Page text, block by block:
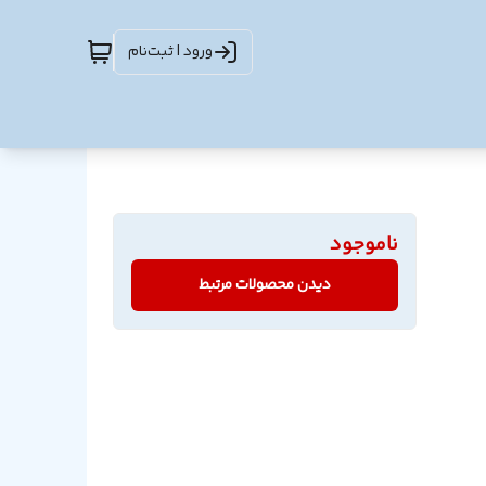
ورود | ثبت‌نام
ناموجود
دیدن محصولات مرتبط